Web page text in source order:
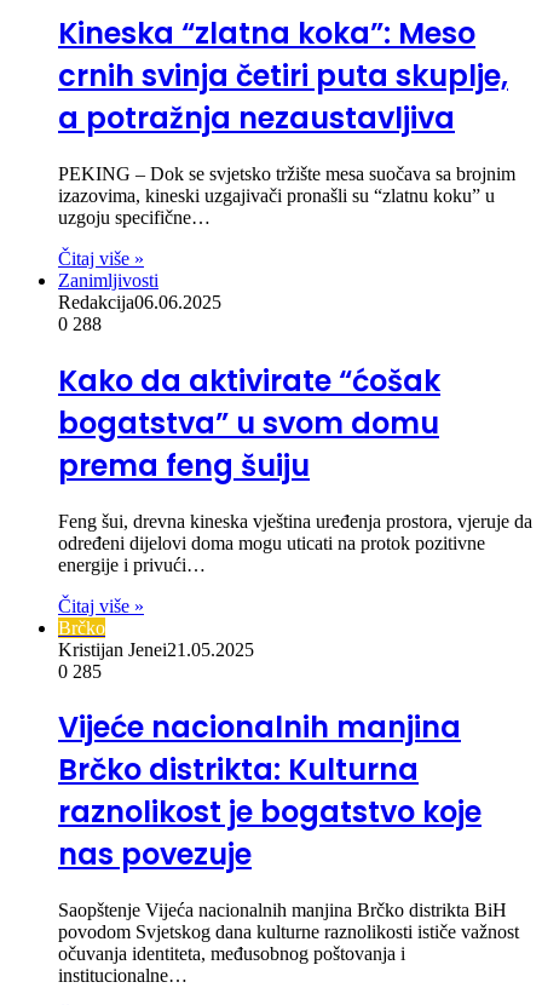
Kineska “zlatna koka”: Meso
crnih svinja četiri puta skuplje,
a potražnja nezaustavljiva
PEKING – Dok se svjetsko tržište mesa suočava sa brojnim
izazovima, kineski uzgajivači pronašli su “zlatnu koku” u
uzgoju specifične…
Čitaj više »
Zanimljivosti
Redakcija06.06.2025
0 288
Kako da aktivirate “ćošak
bogatstva” u svom domu
prema feng šuiju
Feng šui, drevna kineska vještina uređenja prostora, vjeruje da
određeni dijelovi doma mogu uticati na protok pozitivne
energije i privući…
Čitaj više »
Brčko
Kristijan Jenei21.05.2025
0 285
Vijeće nacionalnih manjina
Brčko distrikta: Kulturna
raznolikost je bogatstvo koje
nas povezuje
Saopštenje Vijeća nacionalnih manjina Brčko distrikta BiH
povodom Svjetskog dana kulturne raznolikosti ističe važnost
očuvanja identiteta, međusobnog poštovanja i
institucionalne…